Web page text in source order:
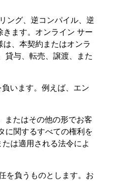
ング、逆コンパイル、逆
ます。オンライン サー
、本契約またはオンラ
貸与、転売、譲渡、また
います。例えば、エン
またはその他の形でお客
関するすべての権利を
は適用される法令によ
を負うものとします。お